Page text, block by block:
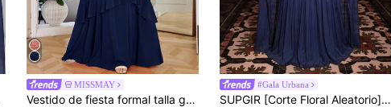
MISSMAY
Vestido de fiesta formal talla grande con cuello en V, lentejuelas, encaje floral, volantes de contraste y bajo de gasa, vestido de invitada de boda, vestido de regreso a casa, para graduación, festivales
#Gala Urbana
SUPGIR [Corte Floral Aleatorio] Vestido de Noche para Fiesta con Cuello en V, Mangas de Linterna, Gasa, Bordado de Lentejuelas, Cintura Ceñida, Boda, Primavera, Otoño